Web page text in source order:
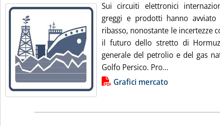
Sui circuiti elettronici
greggi e prodotti hanno
ribasso, nonostante le incertezze
il futuro dello stretto di
generale del petrolio e del gas
Golfo Persico. Pro...
Lista allegati PDF alla notiziaGrafici mercato